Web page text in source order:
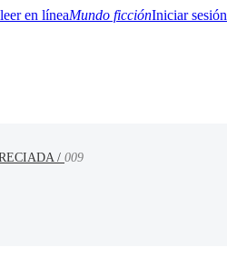
Mundo ficciónIniciar sesión
/ 009